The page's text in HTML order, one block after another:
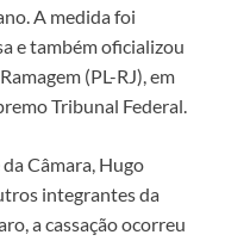
A medida foi
e também oficializou
(PL-RJ), em
Tribunal Federal.
Câmara, Hugo
integrantes da
a cassação ocorreu